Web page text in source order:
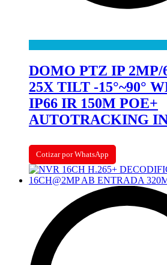
DOMO PTZ IP 2MP/
25X TILT -15°~90°
IP66 IR 150M POE+
AUTOTRACKING
Cotizar por WhatsApp